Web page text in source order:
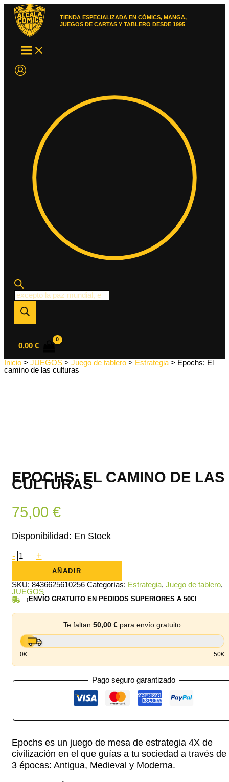
contenido
TIENDA ESPECIALIZADA EN CÓMICS, MANGA,
JUEGOS DE CARTAS Y TABLERO DESDE 1995
Búsqueda
de
productos
0,00 €
Inicio > JUEGOS > Juego de tablero > Estrategia > Epochs: El
camino de las culturas
EPOCHS: EL CAMINO DE LAS
CULTURAS
75,00 €
Disponibilidad: En Stock
- Epochs:
El
las
culturas
cantidad
+
AÑADIR
SKU: 8436625610256 Categorías: Estrategia, Juego de tablero,
JUEGOS
¡ENVÍO GRATUITO EN PEDIDOS SUPERIORES A 50€!
Te faltan 50,00 €para envío gratuito
0€ 50€
Pago seguro garantizado
Epochs es un juego de mesa de estrategia 4X de
civilización en el que guías a tu sociedad a través de
3 épocas: Antigua, Medieval y Moderna.